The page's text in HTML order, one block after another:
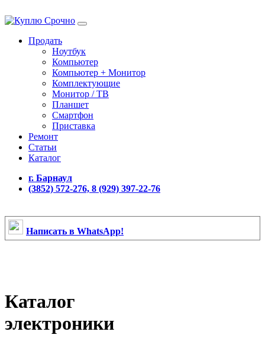
Продать
Ноутбук
Компьютер
Компьютер + Монитор
Комплектующие
Монитор / ТВ
Планшет
Смартфон
Приставка
Ремонт
Статьи
Каталог
г. Барнаул
(3852) 572-276, 8 (929) 397-22-76
Написать в WhatsApp!
Каталог
электроники